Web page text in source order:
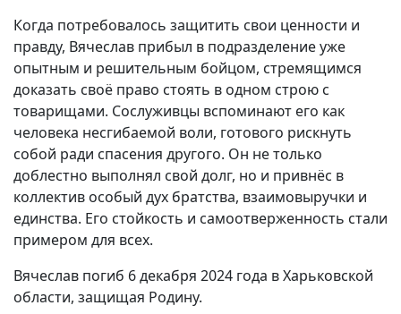
Когда потребовалось защитить свои ценности и
правду, Вячеслав прибыл в подразделение уже
опытным и решительным бойцом, стремящимся
доказать своё право стоять в одном строю с
товарищами. Сослуживцы вспоминают его как
человека несгибаемой воли, готового рискнуть
собой ради спасения другого. Он не только
доблестно выполнял свой долг, но и привнёс в
коллектив особый дух братства, взаимовыручки и
единства. Его стойкость и самоотверженность стали
примером для всех.
Вячеслав погиб 6 декабря 2024 года в Харьковской
области, защищая Родину.